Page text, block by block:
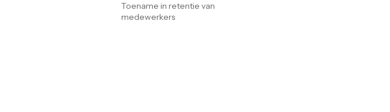
Toename in retentie van
medewerkers